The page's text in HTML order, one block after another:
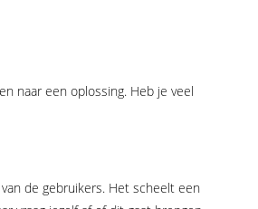
naar een oplossing. Heb je veel
de gebruikers. Het scheelt een